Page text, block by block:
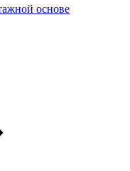
основе